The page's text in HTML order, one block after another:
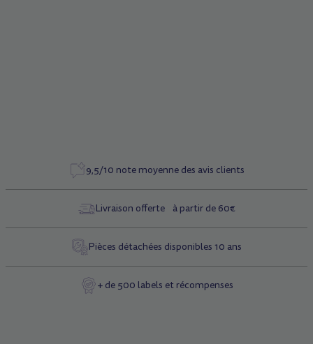
9,5/10 note moyenne des avis clients
Livraison offerte à partir de 60€
Pièces détachées disponibles 10 ans
+ de 500 labels et récompenses